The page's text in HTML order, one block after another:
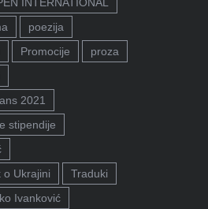
poezija
Promocije
proza
2021
stipendije
o Ukrajini
Traduki
Ivanković